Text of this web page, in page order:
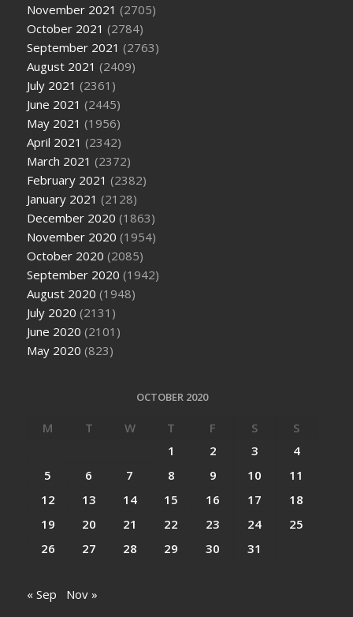
November 2021 (2705)
October 2021 (2784)
September 2021 (2763)
August 2021 (2409)
July 2021 (2361)
June 2021 (2445)
May 2021 (1956)
April 2021 (2342)
March 2021 (2372)
February 2021 (2382)
January 2021 (2128)
December 2020 (1863)
November 2020 (1954)
October 2020 (2085)
September 2020 (1942)
August 2020 (1948)
July 2020 (2131)
June 2020 (2101)
May 2020 (823)
OCTOBER 2020
M T W T F S
S
1
2 3
4
5
6 7 8 9 10
11
12
13 14 15 16 17
18
19
20 21 22 23 24
25
26
27 28 29 30 31
« Sep Nov »